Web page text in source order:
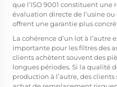
que l’ISO 9001 constituent une
évaluation directe de l’usine ou
offrent une garantie plus
La cohérence d’un lot à
importante pour les filtres des
clients achètent souvent des
longues périodes. Si la qualité
production à l’autre, des